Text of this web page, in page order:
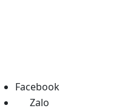
Facebook
Zalo